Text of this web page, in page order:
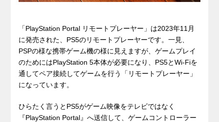
「PlayStation Portal リモートプレーヤー」は2023年11月
に発売された、PS5のリモートプレーヤーです。一見、
PSPの様な携帯ゲーム機の様に見えますが、ゲームプレイ
のためにはPlayStation 5本体が必要になり、PS5とWi-Fiを
通してペア接続してゲームを行う「リモートプレーヤー」
になっています。
ひらたく言うとPS5がゲーム映像をテレビではなく
『PlayStation Portal』へ送信して、ゲームコントローラー